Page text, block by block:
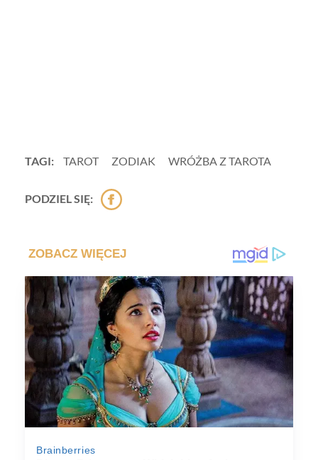
TAGI: TAROT ZODIAK WRÓŻBA Z TAROTA
PODZIEL SIĘ: